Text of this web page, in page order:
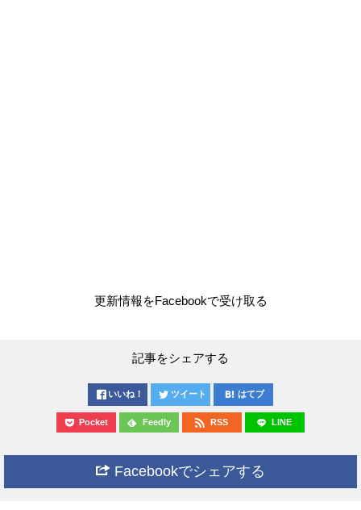
更新情報をFacebookで受け取る
記事をシェアする
いいね！ ツイート はてブ
Pocket Feedly RSS LINE
Facebookでシェアする